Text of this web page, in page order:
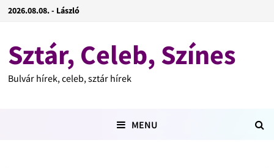
2026.08.08. - László
Sztár, Celeb, Színes
Bulvár hírek, celeb, sztár hírek
MENU